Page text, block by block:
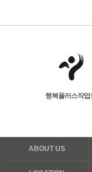
행복플러스작업
ABOUT US